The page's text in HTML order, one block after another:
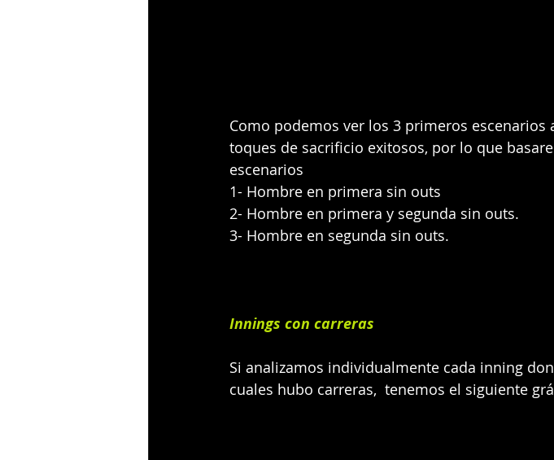
Como podemos ver los 3 primeros escenarios
toques de sacrificio exitosos, por lo que
escenarios
1- Hombre en primera sin outs
2- Hombre en primera y segunda sin outs.
3- Hombre en segunda sin outs.
Innings con carreras
Si analizamos individualmente cada inning
cuales hubo carreras,  tenemos el siguiente